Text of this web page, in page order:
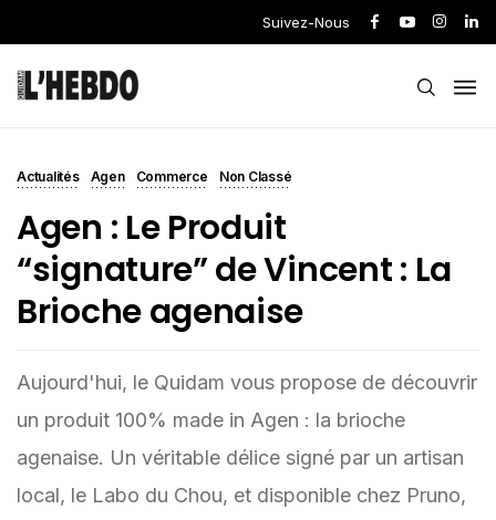
Suivez-Nous
Actualités Agen Commerce Non Classé
Agen : Le Produit
“signature” de Vincent : La
Brioche agenaise
Aujourd'hui, le Quidam vous propose de découvrir
un produit 100% made in Agen : la brioche
agenaise. Un véritable délice signé par un artisan
local, le Labo du Chou, et disponible chez Pruno,